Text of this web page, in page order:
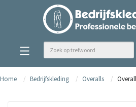
Home Bedrijfskleding Overalls